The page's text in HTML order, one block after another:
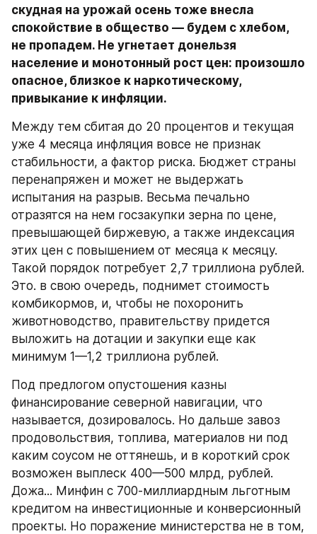
скудная на урожай осень тоже внесла
спокойствие в общество — будем с хлебом,
не пропадем. Не угнетает донельзя
население и монотонный рост цен: произошло
опасное, близкое к наркотическому,
привыкание к инфляции.
Между тем сбитая до 20 процентов и текущая
уже 4 месяца инфляция вовсе не признак
стабильности, а фактор риска. Бюджет страны
перенапряжен и может не выдержать
испытания на разрыв. Весьма печально
отразятся на нем госзакупки зерна по цене,
превышающей биржевую, а также индексация
этих цен с повышением от месяца к месяцу.
Такой порядок потребует 2,7 триллиона рублей.
Это. в свою очередь, поднимет стоимость
комбикормов, и, чтобы не похоронить
животноводство, правительству придется
выложить на дотации и закупки еще как
минимум 1—1,2 триллиона рублей.
Под предлогом опустошения казны
финансирование северной навигации, что
называется, дозировалось. Но дальше завоз
продовольствия, топлива, материалов ни под
каким соусом не оттянешь, и в короткий срок
возможен выплеск 400—500 млрд, рублей.
Дожа... Минфин с 700-миллиардным льготным
кредитом на инвестиционные и конверсионный
проекты. Но поражение министерства не в том,